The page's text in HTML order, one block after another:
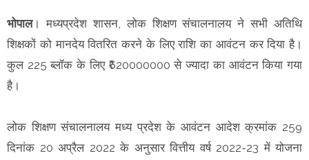
भोपाल। मध्यप्रदेश शासन, लोक शिक्षण संचालनालय ने सभी अतिथि
शिक्षकों को मानदेय वितरित करने के लिए राशि का आवंटन कर दिया है।
कुल 225 ब्लॉक के लिए ₹620000000 से ज्यादा का आवंटन किया गया
है।
लोक शिक्षण संचालनालय मध्य प्रदेश के आवंटन आदेश क्रमांक 259
दिनांक 20 अप्रैल 2022 के अनुसार वित्तीय वर्ष 2022-23 में योजना